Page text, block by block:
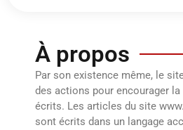
À propos
Par son existence même, le
des actions pour encourager
écrits. Les articles du site
sont écrits dans un langage